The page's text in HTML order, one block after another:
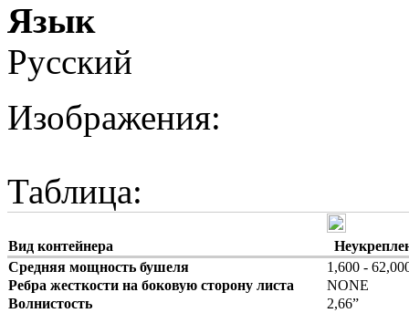
Язык
Русский
Изображения:
Таблица:
Вид контейнера
Средняя мощность бушеля
1,600 -
Ребра жесткости на боковую сторону листа
NONE
Волнистость
2,66”